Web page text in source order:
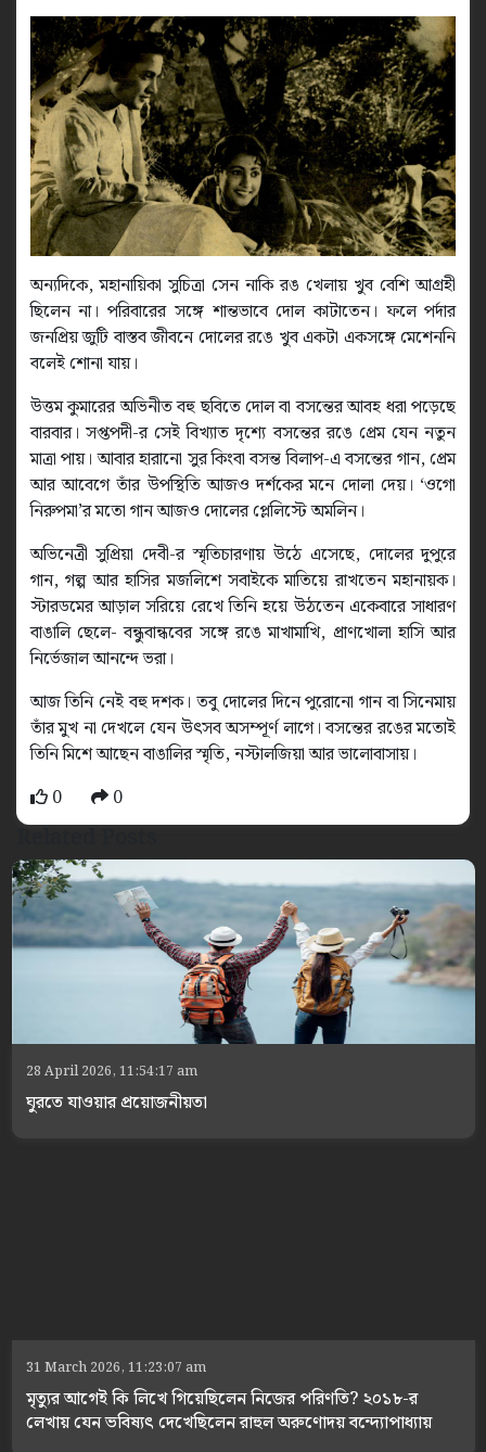
অন্যদিকে, মহানায়িকা সুচিত্রা সেন নাকি রঙ খেলায় খুব বেশি আগ্রহী
ছিলেন না। পরিবারের সঙ্গে শান্তভাবে দোল কাটাতেন। ফলে পর্দার
জনপ্রিয় জুটি বাস্তব জীবনে দোলের রঙে খুব একটা একসঙ্গে মেশেননি
বলেই শোনা যায়।
উত্তম কুমারের অভিনীত বহু ছবিতে দোল বা বসন্তের আবহ ধরা পড়েছে
বারবার। সপ্তপদী-র সেই বিখ্যাত দৃশ্যে বসন্তের রঙে প্রেম যেন নতুন
মাত্রা পায়। আবার হারানো সুর কিংবা বসন্ত বিলাপ-এ বসন্তের গান, প্রেম
আর আবেগে তাঁর উপস্থিতি আজও দর্শকের মনে দোলা দেয়। ‘ওগো
নিরুপমা’র মতো গান আজও দোলের প্লেলিস্টে অমলিন।
অভিনেত্রী সুপ্রিয়া দেবী-র স্মৃতিচারণায় উঠে এসেছে, দোলের দুপুরে
গান, গল্প আর হাসির মজলিশে সবাইকে মাতিয়ে রাখতেন মহানায়ক।
স্টারডমের আড়াল সরিয়ে রেখে তিনি হয়ে উঠতেন একেবারে সাধারণ
বাঙালি ছেলে- বন্ধুবান্ধবের সঙ্গে রঙে মাখামাখি, প্রাণখোলা হাসি আর
নির্ভেজাল আনন্দে ভরা।
আজ তিনি নেই বহু দশক। তবু দোলের দিনে পুরোনো গান বা সিনেমায়
তাঁর মুখ না দেখলে যেন উৎসব অসম্পূর্ণ লাগে। বসন্তের রঙের মতোই
তিনি মিশে আছেন বাঙালির স্মৃতি, নস্টালজিয়া আর ভালোবাসায়।
0
0
28 April 2026, 11:54:17 am
ঘুরতে যাওয়ার প্রয়োজনীয়তা
31 March 2026, 11:23:07 am
মৃত্যুর আগেই কি লিখে গিয়েছিলেন নিজের পরিণতি? ২০১৮-র
লেখায় যেন ভবিষ্যৎ দেখেছিলেন রাহুল অরুণোদয় বন্দ্যোপাধ্যায়